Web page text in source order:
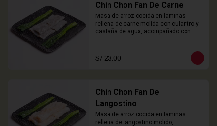
Chin Chon Fan De Carne
Masa de arroz cocida en laminas
rellena de carne molida con culantro y
castaña de agua, acompañado con
3 Unidades
S/ 23.00
Chin Chon Fan De
Langostino
Masa de arroz cocida en laminas
rellena de langostino molido,